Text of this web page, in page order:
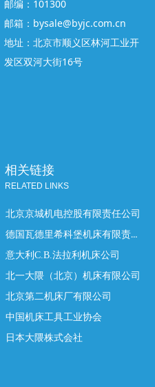
邮编：101300
邮箱：bysale@byjc.com.cn
地址：北京市顺义区林河工业开
发区双河大街16号
北京京城机电控股有限责任公司
德国瓦德里希科堡机床有限责任公司
意大利C.B.法拉利机床公司
北一大隈（北京）机床有限公司
北京第二机床厂有限公司
中国机床工具工业协会
日本大隈株式会社
相关链接
RELATED LINKS